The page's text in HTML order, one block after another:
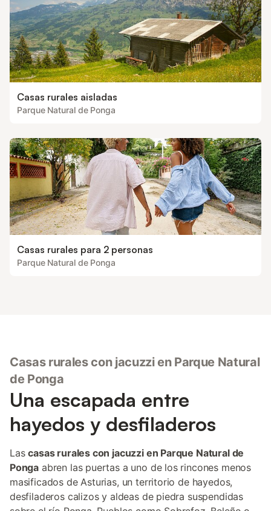
Casas rurales aisladas
Parque Natural de Ponga
Casas rurales para 2 personas
Parque Natural de Ponga
Casas rurales con jacuzzi en Parque Natural
de Ponga
Una escapada entre
hayedos y desfiladeros
Lascasas rurales con jacuzzi en Parque Natural de
Ponga abren las puertas a uno de los rincones menos
masificados de Asturias, un territorio de hayedos,
desfiladeros calizos y aldeas de piedra suspendidas